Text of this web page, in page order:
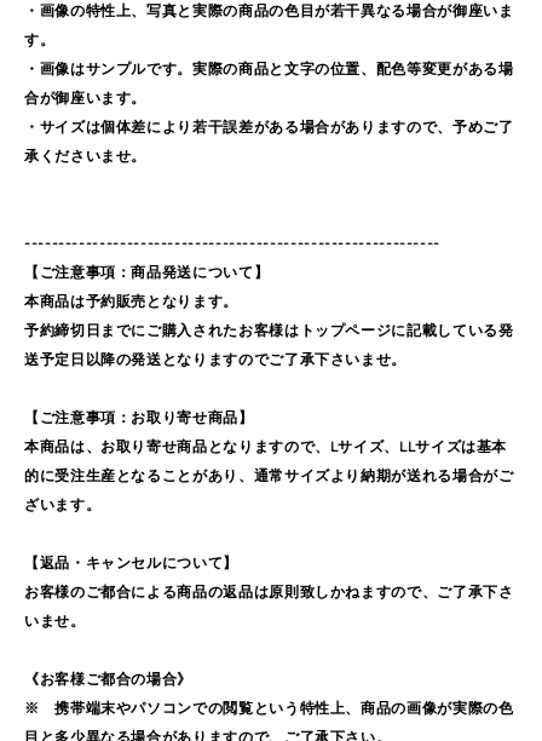
・画像の特性上、写真と実際の商品の色目が若干異なる場合が御座いま
す。
・画像はサンプルです。実際の商品と文字の位置、配色等変更がある場
合が御座います。
・サイズは個体差により若干誤差がある場合がありますので、予めご了
承くださいませ。
-------------------------------------------------------------
【ご注意事項：商品発送について】
本商品は予約販売となります。
予約締切日までにご購入されたお客様はトップページに記載している発
送予定日以降の発送となりますのでご了承下さいませ。
【ご注意事項：お取り寄せ商品】
本商品は、お取り寄せ商品となりますので、Lサイズ、LLサイズは基本
的に受注生産となることがあり、通常サイズより納期が送れる場合がご
ざいます。
【返品・キャンセルについて】
お客様のご都合による商品の返品は原則致しかねますので、ご了承下さ
いませ。
《お客様ご都合の場合》
※ 携帯端末やパソコンでの閲覧という特性上、商品の画像が実際の色
目と多少異なる場合がありますので、ご了承下さい。